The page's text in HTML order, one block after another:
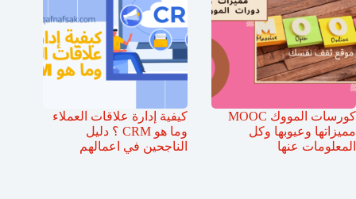
كورسات المووك MOOC
مميزاتها وعيوبها وكل
المعلومات عنها
كيفية إدارة علاقات العملاء
وما هو CRM ؟ دليل
الناجحين في اعمالهم